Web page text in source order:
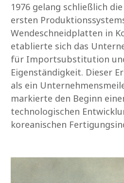
1976 gelang schließlich
ersten
Wendeschneidplatten in
etablierte sich das
für Importsubstitution
Eigenständigkeit. Dieser
als ein
markierte den Beginn
technologischen
koreanischen